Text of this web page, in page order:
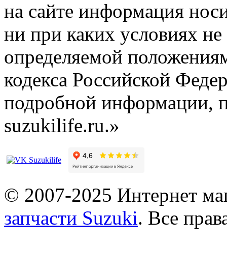
на сайте информация
ни при каких условиях
определяемой
кодекса Российской
подробной информации,
suzukilife.ru.»
© 2007-2025 Интернет
запчасти Suzuki. Все